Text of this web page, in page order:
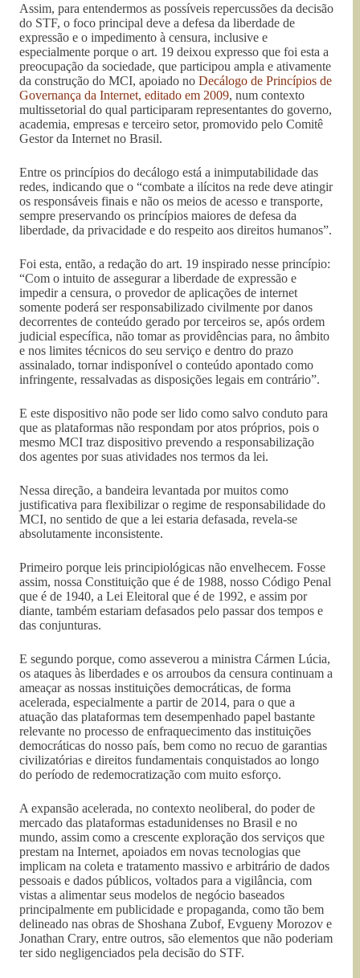
Assim, para entendermos as possíveis repercussões da decisão
do STF, o foco principal deve a defesa da liberdade de
expressão e o impedimento à censura, inclusive e
especialmente porque o art. 19 deixou expresso que foi esta a
preocupação da sociedade, que participou ampla e ativamente
da construção do MCI, apoiado no Decálogo de Princípios de
Governança da Internet, editado em 2009, num contexto
multissetorial do qual participaram representantes do governo,
academia, empresas e terceiro setor, promovido pelo Comitê
Gestor da Internet no Brasil.
Entre os princípios do decálogo está a inimputabilidade das
redes, indicando que o “combate a ilícitos na rede deve atingir
os responsáveis finais e não os meios de acesso e transporte,
sempre preservando os princípios maiores de defesa da
liberdade, da privacidade e do respeito aos direitos humanos”.
Foi esta, então, a redação do art. 19 inspirado nesse princípio:
“Com o intuito de assegurar a liberdade de expressão e
impedir a censura, o provedor de aplicações de internet
somente poderá ser responsabilizado civilmente por danos
decorrentes de conteúdo gerado por terceiros se, após ordem
judicial específica, não tomar as providências para, no âmbito
e nos limites técnicos do seu serviço e dentro do prazo
assinalado, tornar indisponível o conteúdo apontado como
infringente, ressalvadas as disposições legais em contrário”.
E este dispositivo não pode ser lido como salvo conduto para
que as plataformas não respondam por atos próprios, pois o
mesmo MCI traz dispositivo prevendo a responsabilização
dos agentes por suas atividades nos termos da lei.
Nessa direção, a bandeira levantada por muitos como
justificativa para flexibilizar o regime de responsabilidade do
MCI, no sentido de que a lei estaria defasada, revela-se
absolutamente inconsistente.
Primeiro porque leis principiológicas não envelhecem. Fosse
assim, nossa Constituição que é de 1988, nosso Código Penal
que é de 1940, a Lei Eleitoral que é de 1992, e assim por
diante, também estariam defasados pelo passar dos tempos e
das conjunturas.
E segundo porque, como asseverou a ministra Cármen Lúcia,
os ataques às liberdades e os arroubos da censura continuam a
ameaçar as nossas instituições democráticas, de forma
acelerada, especialmente a partir de 2014, para o que a
atuação das plataformas tem desempenhado papel bastante
relevante no processo de enfraquecimento das instituições
democráticas do nosso país, bem como no recuo de garantias
civilizatórias e direitos fundamentais conquistados ao longo
do período de redemocratização com muito esforço.
A expansão acelerada, no contexto neoliberal, do poder de
mercado das plataformas estadunidenses no Brasil e no
mundo, assim como a crescente exploração dos serviços que
prestam na Internet, apoiados em novas tecnologias que
implicam na coleta e tratamento massivo e arbitrário de dados
pessoais e dados públicos, voltados para a vigilância, com
vistas a alimentar seus modelos de negócio baseados
principalmente em publicidade e propaganda, como tão bem
delineado nas obras de Shoshana Zubof, Evgueny Morozov e
Jonathan Crary, entre outros, são elementos que não poderiam
ter sido negligenciados pela decisão do STF.